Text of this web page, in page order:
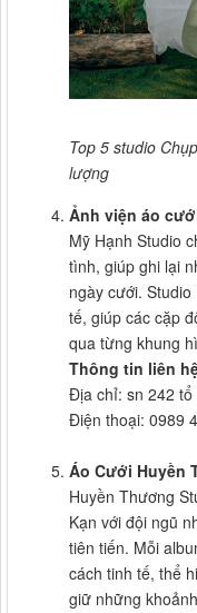
Top 5 studio
lượng
Ảnh viện áo
Mỹ Hạnh Studio
tình, giúp ghi lại
ngày cưới.
tế, giúp các cặp
qua từng khung
Thông tin liên
Địa chỉ: sn 242 tổ
Điện thoại: 0989
Áo Cưới Huyền
Huyền Thương
Kạn với đội ngũ
tiên tiến. Mỗi
cách tinh tế, thể
giữ những